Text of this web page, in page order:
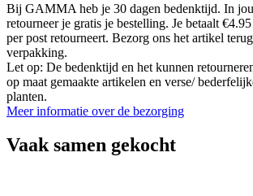
Bij GAMMA heb je 30 dagen bedenktijd. In
retourneer je gratis je bestelling. Je betaalt
per post retourneert. Bezorg ons het artikel
verpakking.
Let op: De bedenktijd en het kunnen
op maat gemaakte artikelen en verse/
planten.
Meer informatie over de bezorging
Vaak samen gekocht